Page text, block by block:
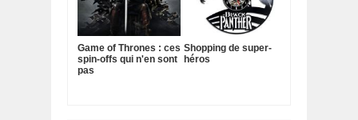
Game of Thrones : ces
spin-offs qui n'en sont
pas
Shopping de super-
héros